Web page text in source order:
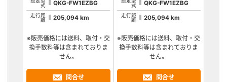
式
QKG-FW1EZBG
走行距
離
205,094 km
※販売価格には送料、取付・交
換手数料等は含まれておりま
せん。
問合せ
式
QKG-FW1EZBG
走行距
離
205,094 km
※販売価格には送料、取付・交
換手数料等は含まれておりま
せん。
問合せ